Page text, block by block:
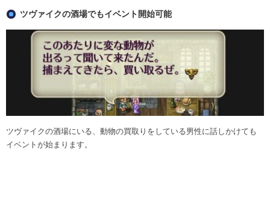
ツヴァイクの酒場でもイベント開始可能
ツヴァイクの酒場にいる、動物の買取りをしている男性に話しかけても
イベントが始まります。